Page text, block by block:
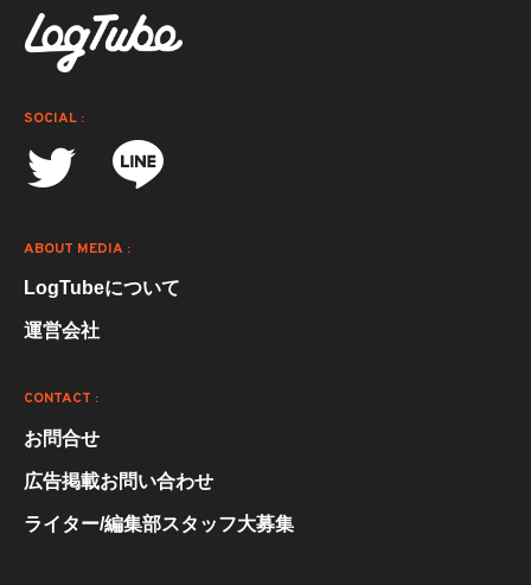
SOCIAL :
ABOUT MEDIA :
LogTubeについて
運営会社
CONTACT :
お問合せ
広告掲載お問い合わせ
ライター/編集部スタッフ大募集